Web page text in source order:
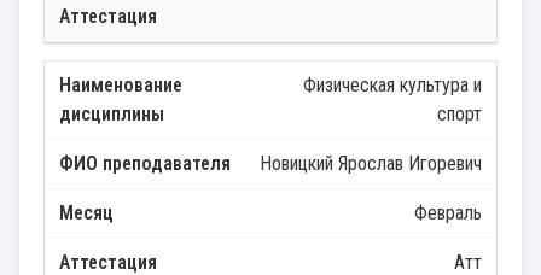
Физическая культура и
спорт
Новицкий Ярослав Игоревич
Февраль
Атт